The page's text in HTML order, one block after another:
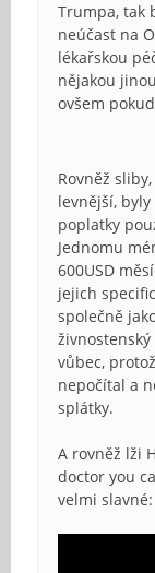
Trumpa, tak
neúčast na
lékařskou
nějakou
ovšem
Rovněž
levnější,
poplatky
Jednomu
600USD
jejich
společně
vůbec,
nepočítal a
splátky.
A rovněž lži
doctor you
velmi slavné: